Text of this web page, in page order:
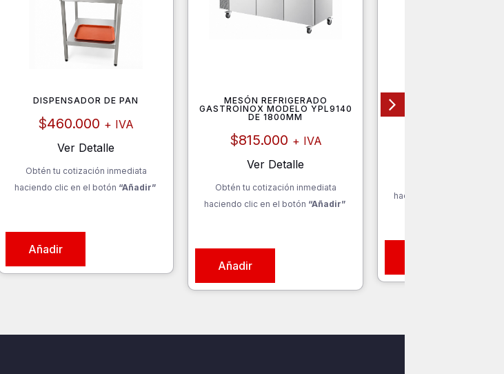
DISPENSADOR DE PAN
$460.000 + IVA
Ver Detalle
Obtén tu cotización inmediata
haciendo clic en el botón “Añadir”
Añadir
MESÓN REFRIGERADO
GASTROINOX MODELO YPL9140
DE 1800MM
$815.000 + IVA
Ver Detalle
Obtén tu cotización inmediata
haciendo clic en el botón “Añadir”
Añadir
haciendo clic en el botón